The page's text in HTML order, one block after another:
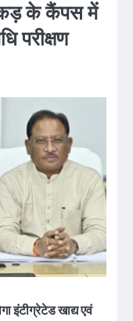
के कैंपस में
परीक्षण
इंटीग्रेटेड खाद्य एवं